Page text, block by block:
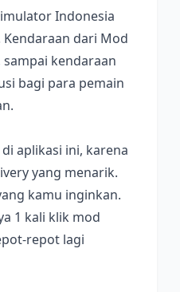
Indonesia
Kendaraan dari Mod
kendaraan
bagi para pemain
aplikasi ini, karena
yang menarik.
kamu inginkan.
1 kali klik mod
repot lagi